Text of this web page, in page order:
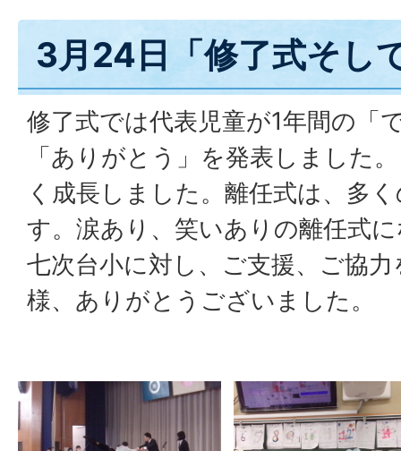
3月24日「修了式そし
修了式では代表児童が1年間の「
「ありがとう」を発表しました
く成長しました。離任式は、多
す。涙あり、笑いありの離任式
七次台小に対し、ご支援、ご協
様、ありがとうございました。